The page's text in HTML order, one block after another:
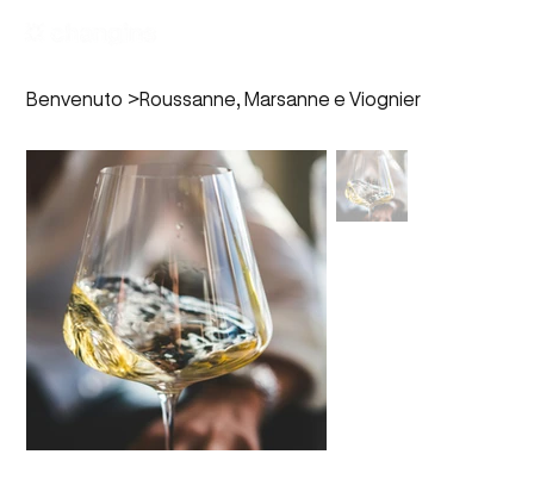
Benvenuto >Roussanne, Marsanne e Viognier